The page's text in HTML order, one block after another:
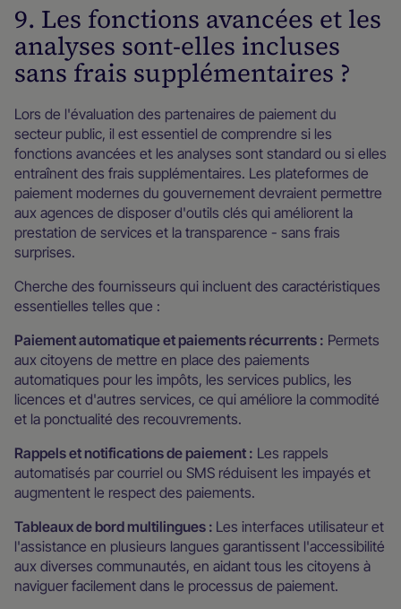
9. Les fonctions avancées et les
analyses sont-elles incluses
sans frais supplémentaires ?
Lors de l'évaluation des partenaires de paiement du
secteur public, il est essentiel de comprendre si les
fonctions avancées et les analyses sont standard ou si elles
entraînent des frais supplémentaires. Les plateformes de
paiement modernes du gouvernement devraient permettre
aux agences de disposer d'outils clés qui améliorent la
prestation de services et la transparence - sans frais
surprises.
Cherche des fournisseurs qui incluent des caractéristiques
essentielles telles que :
Paiement automatique et paiements récurrents : Permets
aux citoyens de mettre en place des paiements
automatiques pour les impôts, les services publics, les
licences et d'autres services, ce qui améliore la commodité
et la ponctualité des recouvrements.
Rappels et notifications de paiement : Les rappels
automatisés par courriel ou SMS réduisent les impayés et
augmentent le respect des paiements.
Tableaux de bord multilingues : Les interfaces utilisateur et
l'assistance en plusieurs langues garantissent l'accessibilité
aux diverses communautés, en aidant tous les citoyens à
naviguer facilement dans le processus de paiement.